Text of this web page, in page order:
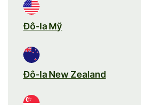
Đô-la Mỹ
Đô-la New Zealand